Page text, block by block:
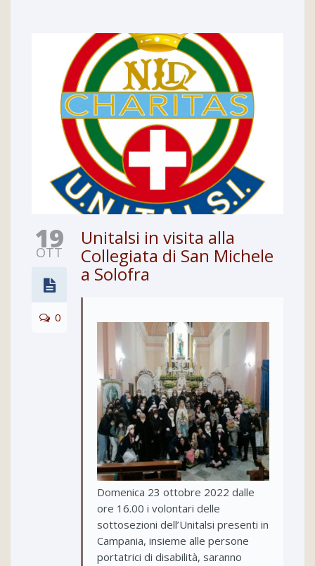
19
OTT
0
Unitalsi in visita alla
Collegiata di San Michele
a Solofra
Domenica 23 ottobre 2022 dalle
ore 16.00 i volontari delle
sottosezioni dell’Unitalsi presenti in
Campania, insieme alle persone
portatrici di disabilità, saranno